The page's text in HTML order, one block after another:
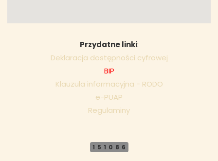
Przydatne linki:
Deklaracja dostępności cyfrowej
BIP
Klauzula informacyjna - RODO
e-PUAP
Regulaminy
151086